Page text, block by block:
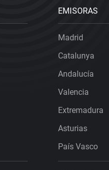
EMISORAS
Madrid
Catalunya
Andalucía
Valencia
Extremadura
Asturias
País Vasco